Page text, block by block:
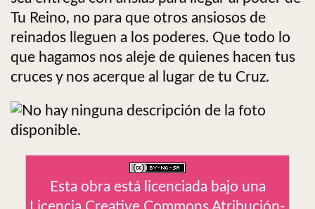
Tu Reino, no para que otros ansiosos de
reinados lleguen a los poderes. Que todo lo
que hagamos nos aleje de quienes hacen tus
cruces y nos acerque al lugar de tu Cruz.
Esta obra está licenciada bajo una